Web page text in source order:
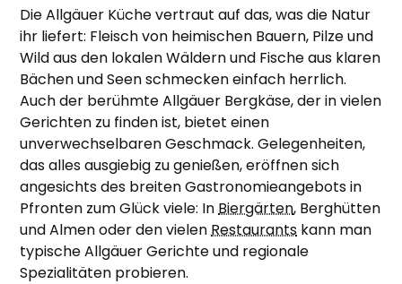
Die Allgäuer Küche vertraut auf das, was die Natur
ihr liefert: Fleisch von heimischen Bauern, Pilze und
Wild aus den lokalen Wäldern und Fische aus klaren
Bächen und Seen schmecken einfach herrlich.
Auch der berühmte Allgäuer Bergkäse, der in vielen
Gerichten zu finden ist, bietet einen
unverwechselbaren Geschmack. Gelegenheiten,
das alles ausgiebig zu genießen, eröffnen sich
angesichts des breiten Gastronomieangebots in
Pfronten zum Glück viele: InBiergärten, Berghütten
und Almen oder den vielenRestaurants kann man
typische Allgäuer Gerichte und regionale
Spezialitäten probieren.